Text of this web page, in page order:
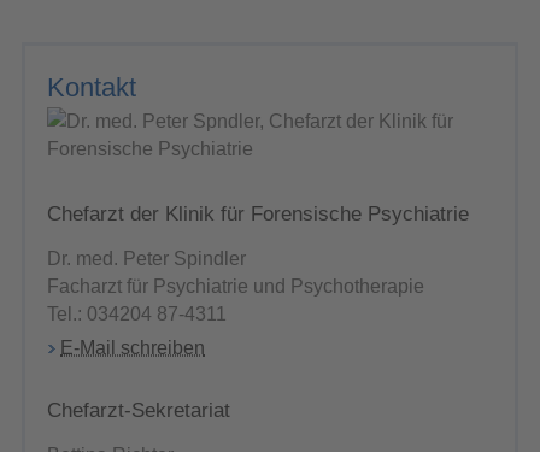
Kontakt
Chefarzt der Klinik für Forensische Psychiatrie
Dr. med. Peter Spindler
Facharzt für Psychiatrie und Psychotherapie
Tel.: 034204 87-4311
E-Mail schreiben
Chefarzt-Sekretariat